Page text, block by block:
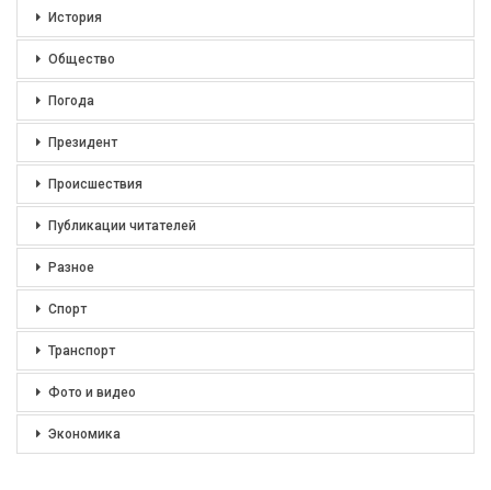
История
Общество
Погода
Президент
Происшествия
Публикации читателей
Разное
Спорт
Транспорт
Фото и видео
Экономика